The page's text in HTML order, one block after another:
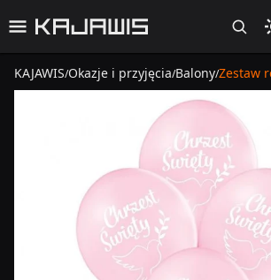
KAJAWIS/Okazje i przyjęcia/Balony/Zestaw